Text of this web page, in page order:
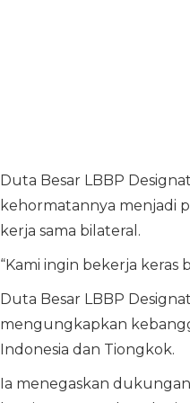
Duta Besar LBBP
kehormatannya menjadi
kerja sama bilateral.
“Kami ingin bekerja keras
Duta Besar LBBP
mengungkapkan
Indonesia dan Tiongkok.
Ia menegaskan